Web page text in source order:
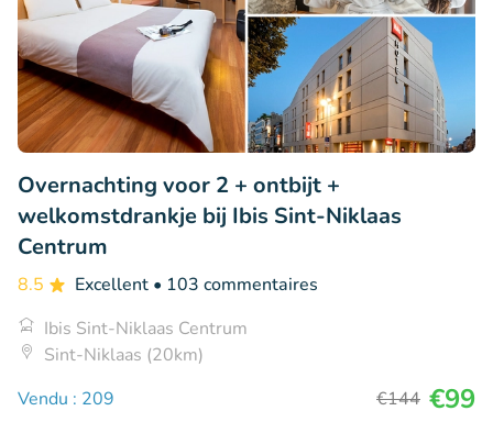
Overnachting voor 2 + ontbijt +
welkomstdrankje bij Ibis Sint-Niklaas
Centrum
8.5 Excellent • 103 commentaires
Ibis Sint-Niklaas Centrum
Sint-Niklaas (20km)
Vendu : 209
€144 €99